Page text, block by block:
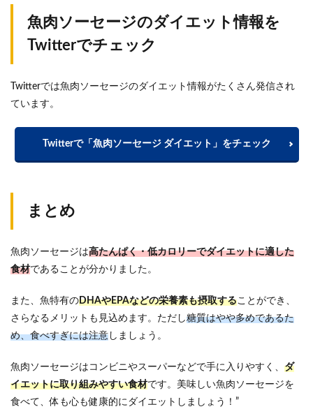
魚肉ソーセージのダイエット情報を
Twitterでチェック
Twitterでは魚肉ソーセージのダイエット情報がたくさん発信され
ています。
Twitterで「魚肉ソーセージ ダイエット」をチェック
まとめ
魚肉ソーセージは高たんぱく・低カロリーでダイエットに適した
食材であることが分かりました。
また、魚特有のDHAやEPAなどの栄養素も摂取することができ、
さらなるメリットも見込めます。ただし糖質はやや多めであるた
め、食べすぎには注意 しましょう。
魚肉ソーセージはコンビニやスーパーなどで手に入りやすく、 ダ
イエットに取り組みやすい食材です。美味しい魚肉ソーセージを
食べて、体も心も健康的にダイエットしましょう！”